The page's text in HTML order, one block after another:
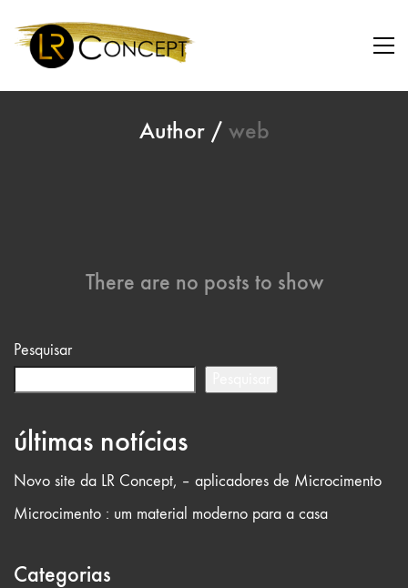
Author / web
There are no posts to show
Pesquisar
últimas notícias
Novo site da LR Concept, – aplicadores de Microcimento
Microcimento : um material moderno para a casa
Categorias